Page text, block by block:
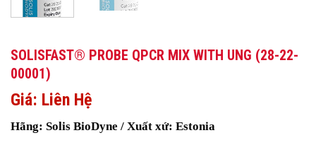
SOLISFAST® PROBE QPCR MIX WITH UNG (28-22-
00001)
Giá: Liên Hệ
Hãng: Solis BioDyne / Xuất xứ: Estonia